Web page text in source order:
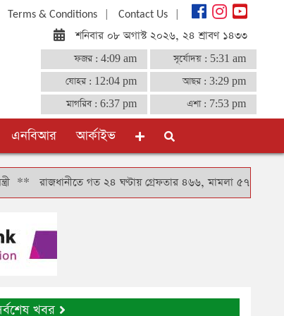
Terms & Conditions| Contact Us|
শনিবার ০৮ অগাস্ট ২০২৬, ২৪ শ্রাবণ ১৪৩৩
ফজর : 4:09 am সূর্যোদয় : 5:31 am
যোহর : 12:04 pm আছর : 3:29 pm
মাগরিব : 6:37 pm এশা : 7:53 pm
এনবিআর আর্কাইভ
রাজধানীতে গত ২৪ ঘণ্টায় গ্রেফতার ৪৬৬, মামলা ৫৭**শ্যামলীর
খবর